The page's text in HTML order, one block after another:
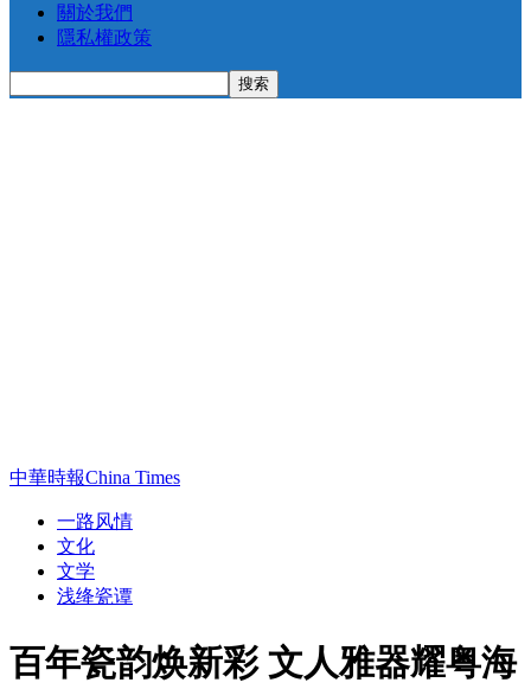
關於我們
隱私權政策
中華時報China Times
一路风情
文化
文学
浅绛瓷谭
百年瓷韵焕新彩 文人雅器耀粤海